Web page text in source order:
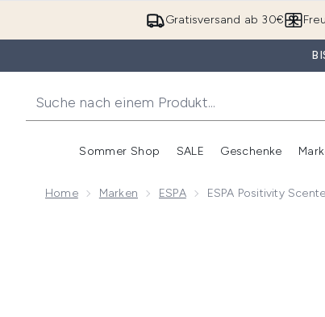
Gratisversand ab 30€
Sommer Shop
Untermenü
SALE Geschenke
Home Marken ESPA ESPA Positivity